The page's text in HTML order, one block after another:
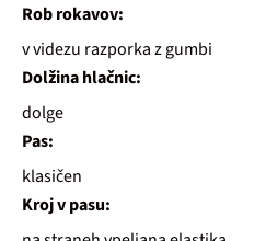
Rob rokavov:
v videzu razporka z gumbi
Dolžina hlačnic:
dolge
Pas:
klasičen
Kroj v pasu: